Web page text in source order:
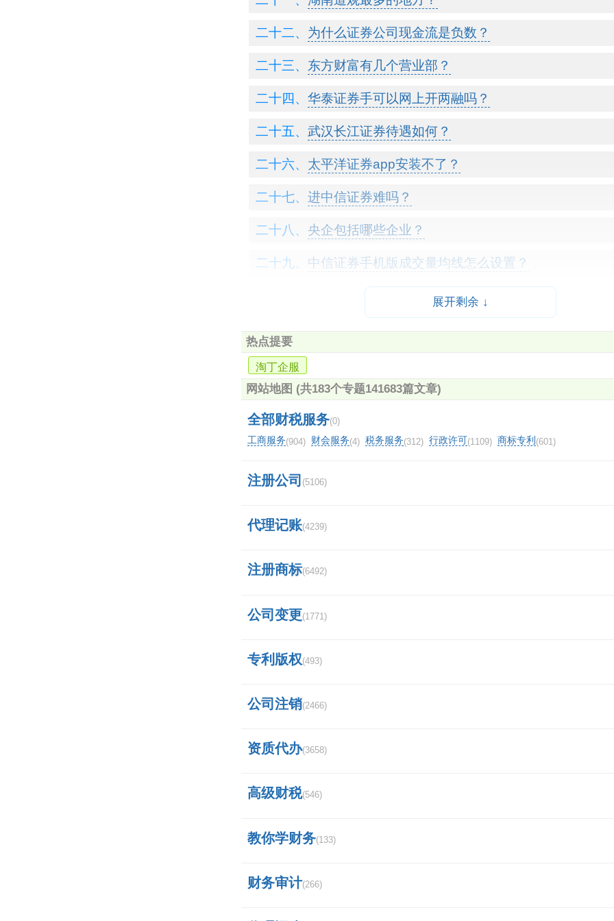
为什么证券公司现金流是负数？
东方财富有几个营业部？
华泰证券手可以网上开两融吗？
武汉长江证券待遇如何？
太平洋证券app安装不了？
进中信证券难吗？
央企包括哪些企业？
中信证券手机版成交量均线怎么设置？
信息隔离墙具有哪些功能？
和华泰证券～？
深圳德迅证券顾问有限公司怎么样,有谁加入过？
中信证券手机app怎样用账户登录？
证券交易APP哪个好？
中国证券的监管机构有哪些，他们各自的功能是什么
证券化是什么意思啊？
2019年新的证券法特点是什么制？
有说账户被锁定，是怎么回事呀？
展开剩余 ↓
热点提要
淘丁企服
网站地图 (共183个专题141683篇文章)
全部财税服务(0)
工商服务(904) 财会服务(4) 税务服务(312) 行政许可(1109) 商标专利 (601)
注册公司 (5106)
代理记账(4239)
注册商标(6492)
公司变更(1771)
专利版权(493)
公司注销(2466)
资质代办(3658)
高级财税(546)
教你学财务(133)
财务审计(266)